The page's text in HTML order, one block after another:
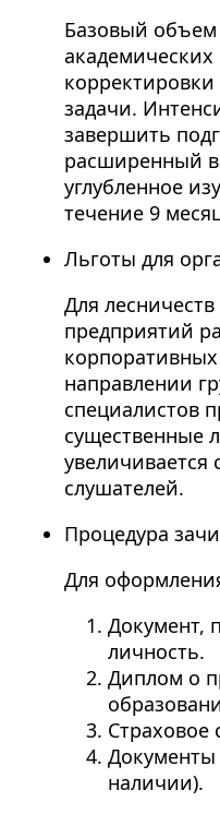
Базовый объем
задачи.
завершить
расширенный
углубленное
течение 9
Льготы для
Для
предприятий
направлении
специалистов
существенные
увеличивается
слушателей.
Процедура
Для
Документ,
личность.
Диплом о
Страховое
наличии).